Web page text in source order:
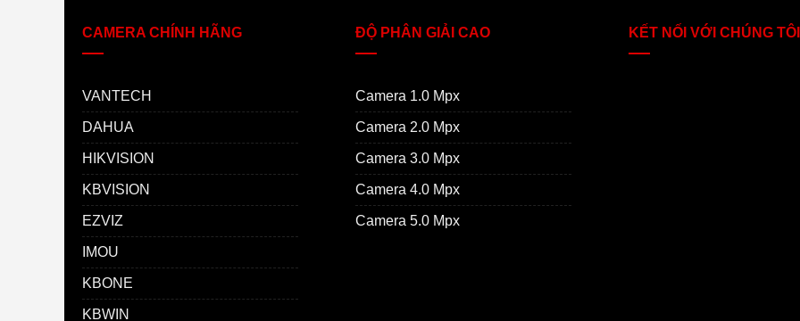
CAMERA CHÍNH HÃNG
VANTECH
DAHUA
HIKVISION
KBVISION
EZVIZ
IMOU
KBONE
KBWIN
ĐỘ PHÂN GIẢI CAO
Camera 1.0 Mpx
Camera 2.0 Mpx
Camera 3.0 Mpx
Camera 4.0 Mpx
Camera 5.0 Mpx
KẾT NỐI VỚI CHÚNG TÔI